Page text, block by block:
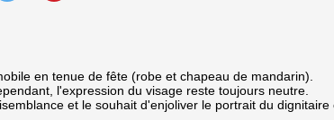
en tenue de fête (robe et chapeau de mandarin).
l'expression du visage reste toujours neutre.
et le souhait d'enjoliver le portrait du dignitaire